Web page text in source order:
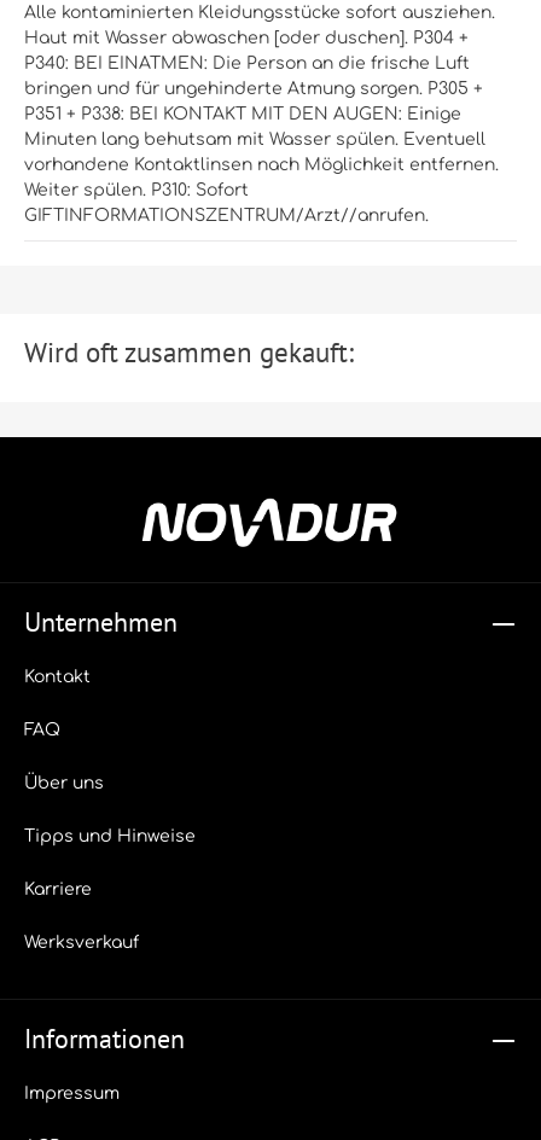
Alle kontaminierten Kleidungsstücke sofort ausziehen.
Haut mit Wasser abwaschen [oder duschen]. P304 +
P340: BEI EINATMEN: Die Person an die frische Luft
bringen und für ungehinderte Atmung sorgen. P305 +
P351 + P338: BEI KONTAKT MIT DEN AUGEN: Einige
Minuten lang behutsam mit Wasser spülen. Eventuell
vorhandene Kontaktlinsen nach Möglichkeit entfernen.
Weiter spülen. P310: Sofort
GIFTINFORMATIONSZENTRUM/Arzt//anrufen.
Wird oft zusammen gekauft:
Unternehmen
Kontakt
FAQ
Über uns
Tipps und Hinweise
Karriere
Werksverkauf
Informationen
Impressum